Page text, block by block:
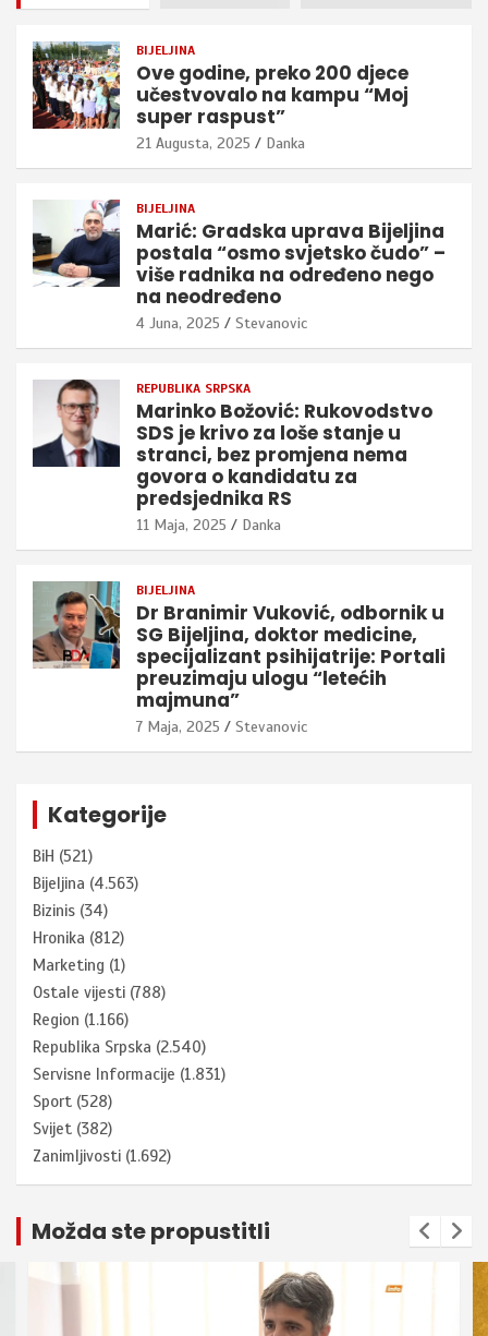
BIJELJINA
Ove godine, preko 200 djece
učestvovalo na kampu “Moj
super raspust”
21 Augusta, 2025 Danka
BIJELJINA
Marić: Gradska uprava Bijeljina
postala “osmo svjetsko čudo” –
više radnika na određeno nego
na neodređeno
4 Juna, 2025 Stevanovic
REPUBLIKA SRPSKA
Marinko Božović: Rukovodstvo
SDS je krivo za loše stanje u
stranci, bez promjena nema
govora o kandidatu za
predsjednika RS
11 Maja, 2025 Danka
BIJELJINA
Dr Branimir Vuković, odbornik u
SG Bijeljina, doktor medicine,
specijalizant psihijatrije: Portali
preuzimaju ulogu “letećih
majmuna”
7 Maja, 2025 Stevanovic
Kategorije
BiH (521)
Bijeljina (4.563)
Bizinis (34)
Hronika (812)
Marketing (1)
Ostale vijesti (788)
Region (1.166)
Republika Srpska (2.540)
Servisne Informacije (1.831)
Sport (528)
Svijet (382)
Zanimljivosti (1.692)
Možda ste propustitli